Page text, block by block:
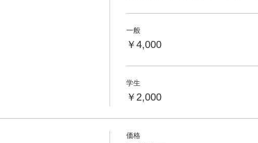
一般
￥4,000
学生
￥2,000
価格